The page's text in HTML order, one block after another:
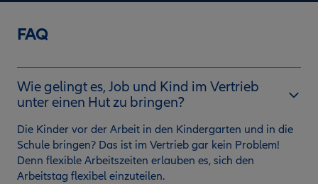
FAQ
Wie gelingt es, Job und Kind im Vertrieb
unter einen Hut zu bringen?
Die Kinder vor der Arbeit in den Kindergarten und in die
Schule bringen? Das ist im Vertrieb gar kein Problem!
Denn flexible Arbeitszeiten erlauben es, sich den
Arbeitstag flexibel einzuteilen.